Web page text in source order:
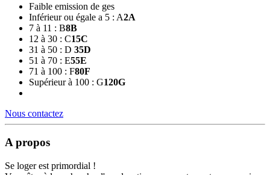
Faible emission de ges
Inférieur ou égale a 5 : A2A
7 à 11 : B8B
12 à 30 : C15C
31 à 50 : D 35D
51 à 70 : E55E
71 à 100 : F80F
Supérieur à 100 : G120G
Nous contactez
A propos
Se loger est primordial !